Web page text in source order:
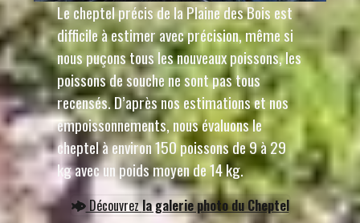
Le cheptel précis de la Plaine des Bois est
difficile à estimer avec précision, même si
nous puçons tous les nouveaux poissons, les
poissons de souche ne sont pas tous
recensés. D’après nos estimations et nos
empoissonnements, nous évaluons le
cheptel à environ 150 poissons de 9 à 29
kg avec un poids moyen de 14 kg.
Découvrezla galerie photo du Cheptel